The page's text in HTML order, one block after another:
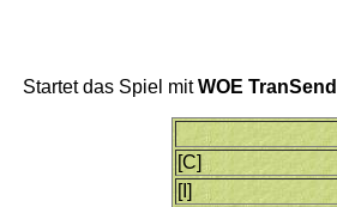
Startet das Spiel mitWOE TranSend
[C]
[I]